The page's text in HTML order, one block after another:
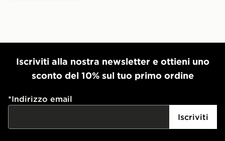
Iscriviti alla nostra newsletter e ottieni uno
sconto del 10% sul tuo primo ordine
*Indirizzo email
Iscriviti